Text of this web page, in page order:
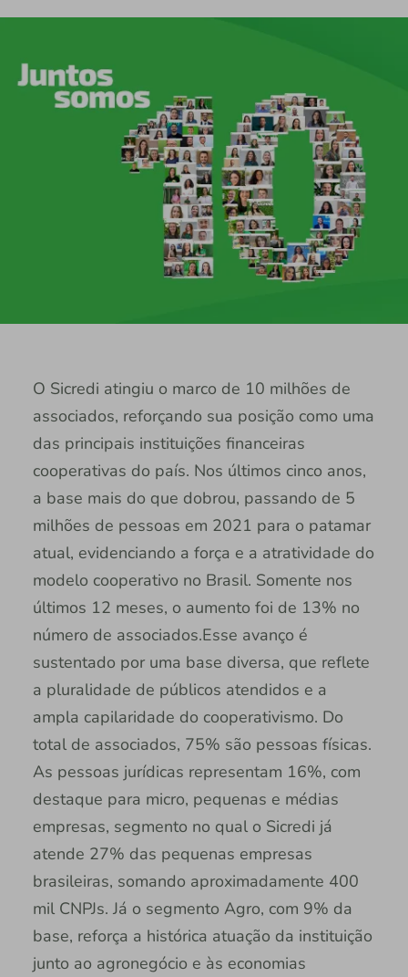
O Sicredi atingiu o marco de 10 milhões de
associados, reforçando sua posição como uma
das principais instituições financeiras
cooperativas do país. Nos últimos cinco anos,
a base mais do que dobrou, passando de 5
milhões de pessoas em 2021 para o patamar
atual, evidenciando a força e a atratividade do
modelo cooperativo no Brasil. Somente nos
últimos 12 meses, o aumento foi de 13% no
número de associados.Esse avanço é
sustentado por uma base diversa, que reflete
a pluralidade de públicos atendidos e a
ampla capilaridade do cooperativismo. Do
total de associados, 75% são pessoas físicas.
As pessoas jurídicas representam 16%, com
destaque para micro, pequenas e médias
empresas, segmento no qual o Sicredi já
atende 27% das pequenas empresas
brasileiras, somando aproximadamente 400
mil CNPJs. Já o segmento Agro, com 9% da
base, reforça a histórica atuação da instituição
junto ao agronegócio e às economias